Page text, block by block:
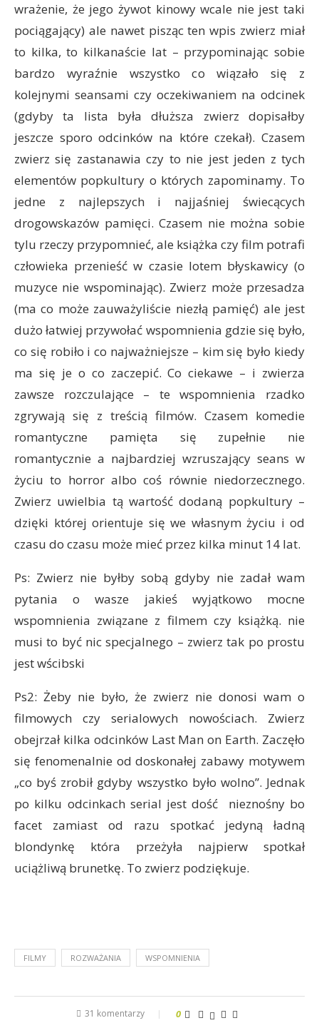
wrażenie, że jego żywot kinowy wcale nie jest taki
pociągający) ale nawet pisząc ten wpis zwierz miał
to kilka, to kilkanaście lat – przypominając sobie
bardzo wyraźnie wszystko co wiązało się z
kolejnymi seansami czy oczekiwaniem na odcinek
(gdyby ta lista była dłuższa zwierz dopisałby
jeszcze sporo odcinków na które czekał). Czasem
zwierz się zastanawia czy to nie jest jeden z tych
elementów popkultury o których zapominamy. To
jedne z najlepszych i najjaśniej świecących
drogowskazów pamięci. Czasem nie można sobie
tylu rzeczy przypomnieć, ale książka czy film potrafi
człowieka przenieść w czasie lotem błyskawicy (o
muzyce nie wspominając). Zwierz może przesadza
(ma co może zauważyliście niezłą pamięć) ale jest
dużo łatwiej przywołać wspomnienia gdzie się było,
co się robiło i co najważniejsze – kim się było kiedy
ma się je o co zaczepić. Co ciekawe – i zwierza
zawsze rozczulające – te wspomnienia rzadko
zgrywają się z treścią filmów. Czasem komedie
romantyczne pamięta się zupełnie nie
romantycznie a najbardziej wzruszający seans w
życiu to horror albo coś równie niedorzecznego.
Zwierz uwielbia tą wartość dodaną popkultury –
dzięki której orientuje się we własnym życiu i od
czasu do czasu może mieć przez kilka minut 14 lat.
Ps: Zwierz nie byłby sobą gdyby nie zadał wam
pytania o wasze jakieś wyjątkowo mocne
wspomnienia związane z filmem czy książką. nie
musi to być nic specjalnego – zwierz tak po prostu
jest wścibski
Ps2: Żeby nie było, że zwierz nie donosi wam o
filmowych czy serialowych nowościach. Zwierz
obejrzał kilka odcinków Last Man on Earth. Zaczęło
się fenomenalnie od doskonałej zabawy motywem
„co byś zrobił gdyby wszystko było wolno”. Jednak
po kilku odcinkach serial jest dość nieznośny bo
facet zamiast od razu spotkać jedyną ładną
blondynkę która przeżyła najpierw spotkał
uciążliwą brunetkę. To zwierz podziękuje.
FILMY ROZWAŻANIA WSPOMNIENIA
31 komentarzy 0